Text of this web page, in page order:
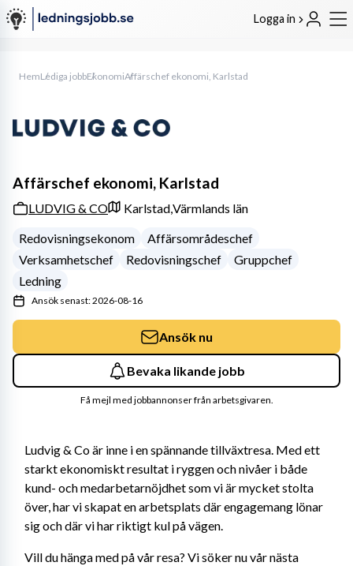
Logga in
HemLediga jobbEkonomiAffärschef ekonomi, Karlstad
Ludvig & Co är inne i en spännande tillväxtresa. Med ett
starkt ekonomiskt resultat i ryggen och nivåer i både
kund- och medarbetarnöjdhet som vi är mycket stolta
över, har vi skapat en arbetsplats där engagemang lönar
sig och där vi har riktigt kul på vägen.
Vill du hänga med på vår resa? Vi söker nu vår nästa
Affärschef ekonomi, Karlstad
LUDVIG & CO Karlstad,Värmlands län
Redovisningsekonom
Affärsområdeschef
Verksamhetschef
Redovisningschef
Gruppchef
Ledning
Ansök senast: 2026-08-16
Ansök nu
Bevaka likande jobb
Få mejl med jobbannonser från arbetsgivaren.